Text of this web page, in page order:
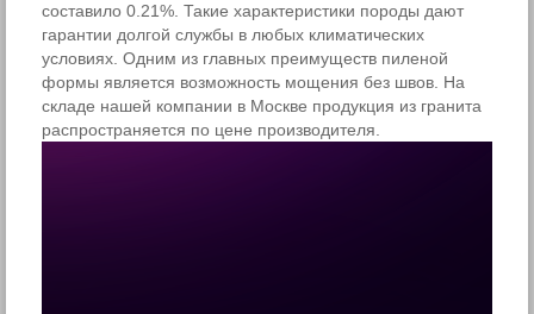
составило 0.21%. Такие характеристики породы дают
гарантии долгой службы в любых климатических
условиях. Одним из главных преимуществ пиленой
формы является возможность мощения без швов. На
складе нашей компании в Москве продукция из гранита
распространяется по цене производителя.